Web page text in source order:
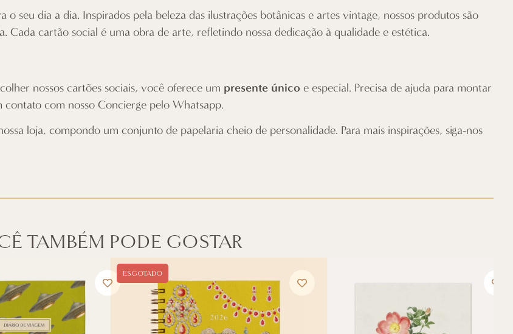
seu dia a dia. Inspirados pela beleza das ilustrações botânicas e artes vintage, nossos produtos são
Cada cartão social é uma obra de arte, refletindo nossa dedicação à qualidade e estética.
nossos cartões sociais, você oferece um presente único e especial. Precisa de ajuda para montar
contato com nosso Concierge pelo Whatsapp.
loja, compondo um conjunto de papelaria cheio de personalidade. Para mais inspirações, siga-nos
TAMBÉM PODE GOSTAR
ESGOTADO